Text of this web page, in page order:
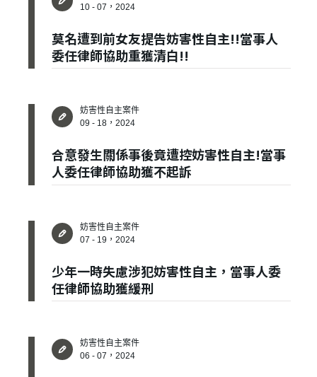
10 - 07，2024
莫名遭到前女友提告妨害性自主!!當事人
委任律師協助重獲清白!!
妨害性自主案件
09 - 18，2024
合意發生關係事後竟遭控妨害性自主!當事
人委任律師協助獲不起訴
妨害性自主案件
07 - 19，2024
少年一時失慮涉犯妨害性自主，當事人委
任律師協助獲緩刑
妨害性自主案件
06 - 07，2024